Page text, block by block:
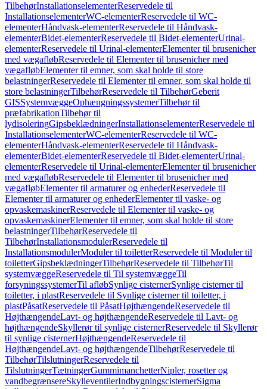
TilbehørInstallationselementerReservedele til
InstallationselementerWC-elementerReservedele til WC-
elementerHåndvask-elementerReservedele til Håndvask-
elementerBidet-elementerReservedele til Bidet-elementerUrinal-
elementerReservedele til Urinal-elementerElementer til brusenicher
med vægafløbReservedele til Elementer til brusenicher med
vægafløbElementer til emner, som skal holde til store
belastningerReservedele til Elementer til emner, som skal holde til
store belastningerTilbehørReservedele til TilbehørGeberit
GISSystemvæggeOphængningssystemerTilbehør til
præfabrikationTilbehør til
lydisoleringGipsbeklædningerInstallationselementerReservedele til
InstallationselementerWC-elementerReservedele til WC-
elementerHåndvask-elementerReservedele til Håndvask-
elementerBidet-elementerReservedele til Bidet-elementerUrinal-
elementerReservedele til Urinal-elementerElementer til brusenicher
med vægafløbReservedele til Elementer til brusenicher med
vægafløbElementer til armaturer og enhederReservedele til
Elementer til armaturer og enhederElementer til vaske- og
opvaskemaskinerReservedele til Elementer til vaske- og
opvaskemaskinerElementer til emner, som skal holde til store
belastningerTilbehørReservedele til
TilbehørInstallationsmodulerReservedele til
InstallationsmodulerModuler til toiletterReservedele til Moduler til
toiletterGipsbeklædningerTilbehørReservedele til TilbehørTil
systemvæggeReservedele til Til systemvæggeTil
forsyningssystemerTil afløbSynlige cisternerSynlige cisterner til
toiletter, i plastReservedele til Synlige cisterner til toiletter, i
plastPåsatReservedele til PåsatHøjthængendeReservedele til
HøjthængendeLavt- og højthængendeReservedele til Lavt- og
højthængendeSkyllerør til synlige cisternerReservedele til Skyllerør
til synlige cisternerHøjthængendeReservedele til
HøjthængendeLavt- og højthængendeTilbehørReservedele til
TilbehørTilslutningerReservedele til
TilslutningerTætningerGummimanchetterNipler, rosetter og
vandbegrænsereSkylleventilerIndbygningscisternerSigma